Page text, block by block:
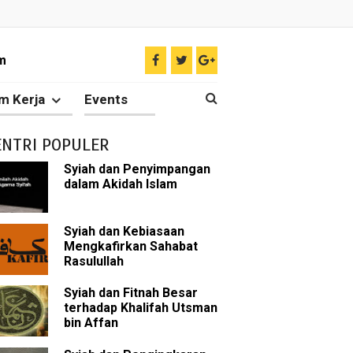
Umat Islam
Keliru
tentang Ahlul Bait
oleh Islam
Kerja Events
POPULER
Syiah dan Penyimpangan
dalam Akidah Islam
Syiah dan Kebiasaan
Mengkafirkan Sahabat
Rasulullah
Syiah dan Fitnah Besar
terhadap Khalifah Utsman
bin Affan